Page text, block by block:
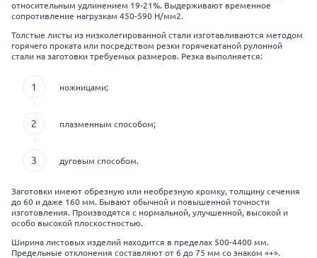
относительным удлинением 19-21%. Выдерживают временное
сопротивление нагрузкам 450-590 Н/мм2.
Толстые листы из низколегированной стали изготавливаются методом
горячего проката или посредством резки горячекатаной рулонной
стали на заготовки требуемых размеров. Резка выполняется:
ножницами;
плазменным способом;
дуговым способом.
Заготовки имеют обрезную или необрезную кромку, толщину сечения
до 60 и даже 160 мм. Бывают обычной и повышенной точности
изготовления. Производятся с нормальной, улучшенной, высокой и
особо высокой плоскостностью.
Ширина листовых изделий находится в пределах 500-4400 мм.
Предельные отклонения составляют от 6 до 75 мм со знаком «+».